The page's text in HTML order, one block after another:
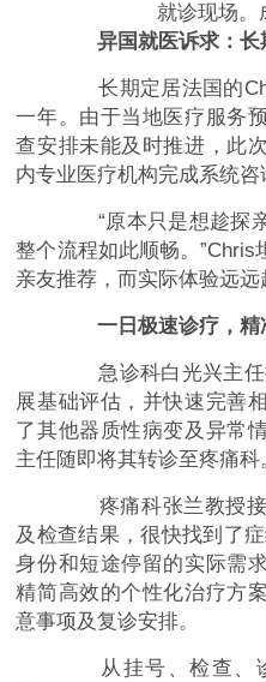
就诊现场。
异国就医诉求：
长期定居法国的
一年。由于当地医疗服务
查安排未能及时推进，此
内专业医疗机构完成系统咨
“原本只是想趁探亲
整个流程如此顺畅。
亲友推荐，而实际体验远远
一日极速诊疗，精
急诊科白光兴主任
展基础评估，并快速完善
了其他器质性病变及异常
主任随即将其转诊至疼痛科
疼痛科张兰教授接
及检查结果，很快找到了
身份和短途停留的实际需
精简高效的个性化治疗方
意事项及复诊安排。
从挂号、检查、诊